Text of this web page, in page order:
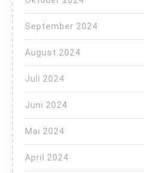
September 2024
August 2024
Juli 2024
Juni 2024
Mai 2024
April 2024